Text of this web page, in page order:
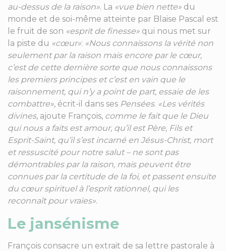
au-dessus de la raison». La «vue bien nette» du
monde et de soi-même atteinte par Blaise Pascal est
le fruit de son «esprit de finesse» qui nous met sur
la piste du «cœur»: «Nous connaissons la vérité non
seulement par la raison mais encore par le cœur,
c’est de cette dernière sorte que nous connaissons
les premiers principes et c’est en vain que le
raisonnement, qui n’y a point de part, essaie de les
combattre», écrit-il dans ses Pensées. «Les vérités
divines, ajoute François, comme le fait que le Dieu
qui nous a faits est amour, qu’il est Père, Fils et
Esprit-Saint, qu’il s’est incarné en Jésus-Christ, mort
et ressuscité pour notre salut – ne sont pas
démontrables par la raison, mais peuvent être
connues par la certitude de la foi, et passent ensuite
du cœur spirituel à l’esprit rationnel, qui les
reconnaît pour vraies».
Le jansénisme
François consacre un extrait de sa lettre pastorale à